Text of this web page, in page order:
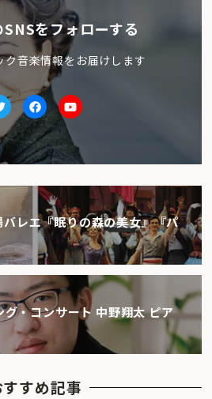
をフォローする
ク音楽情報をお届けします
facebookYoutube
レエ『眠りの森の美女』『パ
・コンサート 中野翔太 ピア
すすめ記事